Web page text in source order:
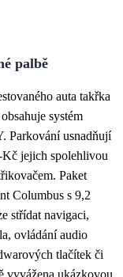
palbě
auta takřka
systém
Parkování usnadňují
Kč jejich spolehlivou
Paket
Columbus s 9,2
střídat navigaci,
ovládání audio
tlačítek či
vyvážena ukázkovou